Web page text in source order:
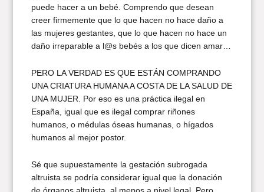
puede hacer a un bebé. Comprendo que desean
creer firmemente que lo que hacen no hace daño a
las mujeres gestantes, que lo que hacen no hace un
daño irreparable a l@s bebés a los que dicen amar…
PERO LA VERDAD ES QUE ESTÁN COMPRANDO
UNA CRIATURA HUMANA A COSTA DE LA SALUD DE
UNA MUJER. Por eso es una práctica ilegal en
España, igual que es ilegal comprar riñones
humanos, o médulas óseas humanas, o hígados
humanos al mejor postor.
Sé que supuestamente la gestación subrogada
altruista se podría considerar igual que la donación